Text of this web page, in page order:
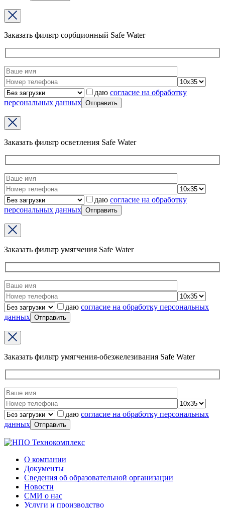
Заказать фильтр сорбционный Safe Water
даю согласие на обработку
персональных данных
Заказать фильтр осветления Safe Water
даю согласие на обработку
персональных данных
Заказать фильтр умягчения Safe Water
даю согласие на обработку персональных
данных
Заказать фильтр умягчения-обезжелезивания Safe Water
даю согласие на обработку персональных
данных
О компании
Документы
Сведения об образовательной организации
Новости
СМИ о нас
Услуги и производство